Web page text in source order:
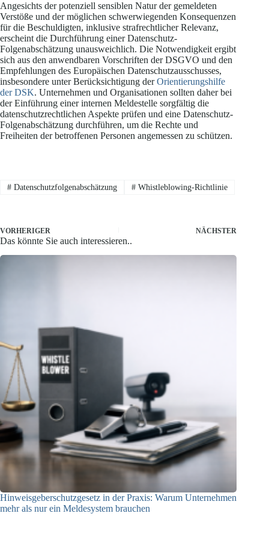
Angesichts der potenziell sensiblen Natur der gemeldeten
Verstöße und der möglichen schwerwiegenden Konsequenzen
für die Beschuldigten, inklusive strafrechtlicher Relevanz,
erscheint die Durchführung einer Datenschutz-
Folgenabschätzung unausweichlich. Die Notwendigkeit ergibt
sich aus den anwendbaren Vorschriften der DSGVO und den
Empfehlungen des Europäischen Datenschutzausschusses,
insbesondere unter Berücksichtigung derOrientierungshilfe
der DSK. Unternehmen und Organisationen sollten daher bei
der Einführung einer internen Meldestelle sorgfältig die
datenschutzrechtlichen Aspekte prüfen und eine Datenschutz-
Folgenabschätzung durchführen, um die Rechte und
Freiheiten der betroffenen Personen angemessen zu schützen.
#Datenschutzfolgenabschätzung #Whistleblowing-Richtlinie
VORHERIGER NÄCHSTER
Das könnte Sie auch interessieren..
Hinweisgeberschutzgesetz in der Praxis: Warum Unternehmen
mehr als nur ein Meldesystem brauchen